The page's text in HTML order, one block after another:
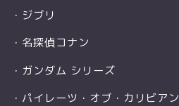
・ ジブリ
・ 名探偵コナン
・ ガンダム シリーズ
・ パイレーツ・オブ・カリビアン